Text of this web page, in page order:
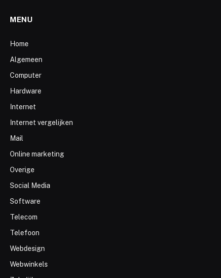
MENU
Home
Algemeen
Computer
Hardware
Internet
Internet vergelijken
Mail
Online marketing
Overige
Social Media
Software
Telecom
Telefoon
Webdesign
Webwinkels